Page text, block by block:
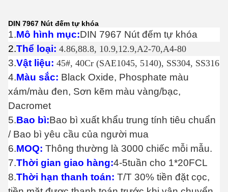
DIN 7967 Nút đếm tự khóa
1.Mô hình mục:DIN 7967 Nút đếm tự khóa
2.Thể loại: 4.86,88.8, 10.9,12.9,A2-70,A4-80
3.Vật liệu: 45#, 40Cr (SAE1045, 5140), SS304, SS316
4.Màu sắc: Black Oxide, Phosphate màu
xám/màu đen, Sơn kẽm màu vàng/bạc,
Dacromet
5.Bao bì:Bao bì xuất khẩu trung tính tiêu chuẩn
/ Bao bì yêu cầu của người mua
6.MOQ: Thông thường là 3000 chiếc mỗi mẫu.
7.Thời gian giao hàng:4-5tuần cho 1*20FCL
8.Thời hạn thanh toán: T/T 30% tiền đặt cọc,